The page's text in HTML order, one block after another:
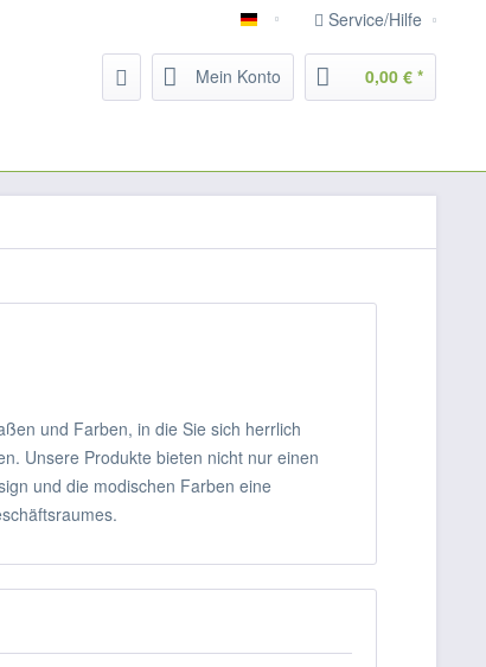
Deutsch Service/Hilfe
Mein Konto 0,00 € *
und Farben, in die Sie sich herrlich
Unsere Produkte bieten nicht nur einen
und die modischen Farben eine